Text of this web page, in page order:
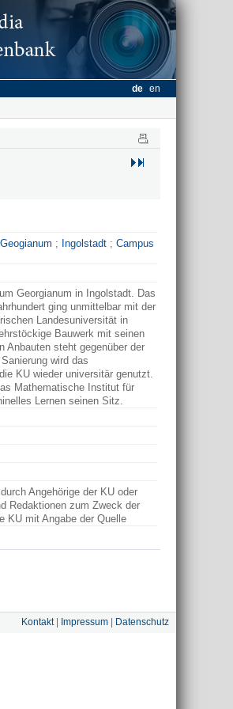
de en
Geogianum ; Ingolstadt ; Campus
Georgianum in Ingolstadt. Das
ging unmittelbar mit der
Landesuniversität in
Bauwerk mit seinen
Anbauten steht gegenüber der
wird das
KU wieder universitär genutzt.
Mathematische Institut für
Lernen seinen Sitz.
Angehörige der KU oder
Redaktionen zum Zweck der
KU mit Angabe der Quelle
Kontakt| Impressum | Datenschutz